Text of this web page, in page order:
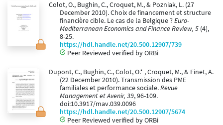
Colot, O., Bughin, C., Croquet, M., & Pozniak, L. (27
December 2010). Choix de financement et structure
financière cible. Le cas de la Belgique ?Euro-
Mediterranean Economics and Finance Review, 5 (4),
8-25.
https://hdl.handle.net/20.500.12907/739
Peer Reviewed verified by ORBi
Dupont, C., Bughin, C., Colot, O.* , Croquet, M., & Finet, A.
(22 December 2010). Transmission des PME
familiales et performance sociale.Revue
Management et Avenir, 39, 96-109.
doi:10.3917/mav.039.0096
https://hdl.handle.net/20.500.12907/5674
Peer Reviewed verified by ORBi